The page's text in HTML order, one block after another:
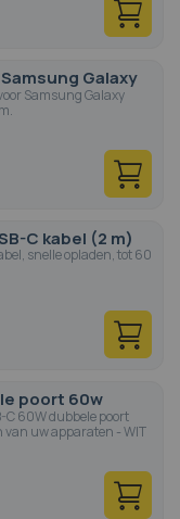
Galaxy
Samsung Galaxy
C kabel (2 m)
snelle opladen, tot 60
poort 60w
C 60W dubbele poort
van uw apparaten - WIT